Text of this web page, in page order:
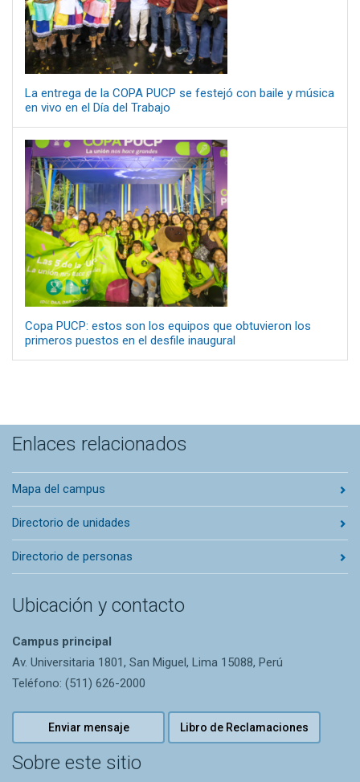
La entrega de la COPA PUCP se festejó con baile y música
en vivo en el Día del Trabajo
Copa PUCP: estos son los equipos que obtuvieron los
primeros puestos en el desfile inaugural
Enlaces relacionados
Mapa del campus
Directorio de unidades
Directorio de personas
Ubicación y contacto
Campus principal
Av. Universitaria 1801, San Miguel, Lima 15088, Perú
Teléfono: (511) 626-2000
Enviar mensaje Libro de Reclamaciones
Sobre este sitio